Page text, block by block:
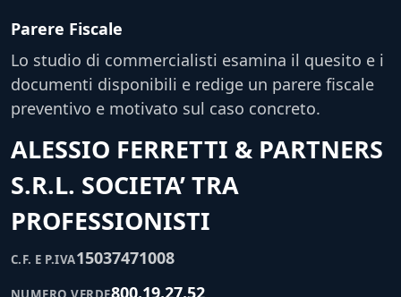
Parere Fiscale
Lo studio di commercialisti esamina il quesito e i
documenti disponibili e redige un parere fiscale
preventivo e motivato sul caso concreto.
ALESSIO FERRETTI & PARTNERS
S.R.L. SOCIETA’ TRA
PROFESSIONISTI
C.F. E P.IVA15037471008
800.19.27.52